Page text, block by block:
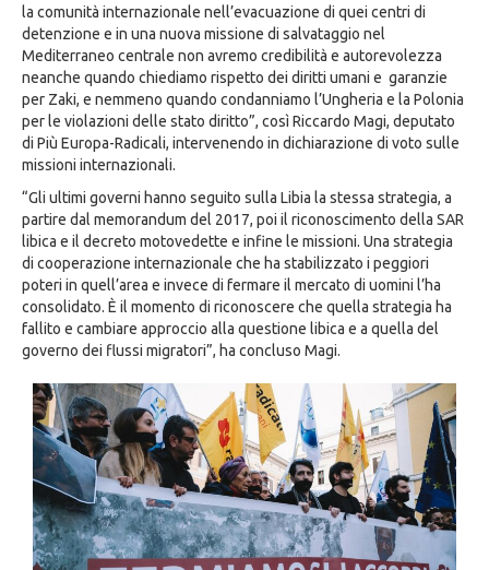
la comunità internazionale nell’evacuazione di quei centri di
detenzione e in una nuova missione di salvataggio nel
Mediterraneo centrale non avremo credibilità e autorevolezza
neanche quando chiediamo rispetto dei diritti umani e garanzie
per Zaki, e nemmeno quando condanniamo l’Ungheria e la Polonia
per le violazioni delle stato diritto”, così Riccardo Magi, deputato
di Più Europa-Radicali, intervenendo in dichiarazione di voto sulle
missioni internazionali.
“Gli ultimi governi hanno seguito sulla Libia la stessa strategia, a
partire dal memorandum del 2017, poi il riconoscimento della SAR
libica e il decreto motovedette e infine le missioni. Una strategia
di cooperazione internazionale che ha stabilizzato i peggiori
poteri in quell’area e invece di fermare il mercato di uomini l’ha
consolidato. È il momento di riconoscere che quella strategia ha
fallito e cambiare approccio alla questione libica e a quella del
governo dei flussi migratori”, ha concluso Magi.